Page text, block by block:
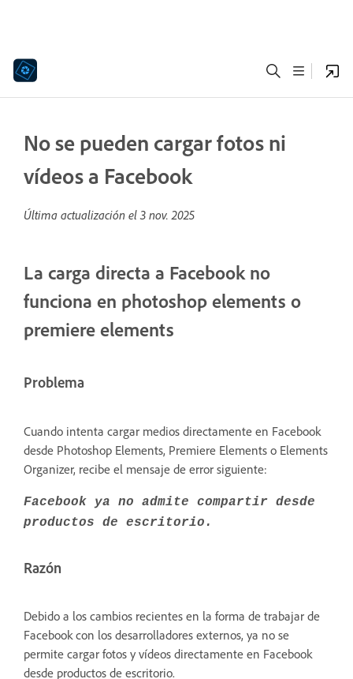
No se pueden cargar fotos ni
vídeos a Facebook
Última actualización el 3 nov. 2025
La carga directa a Facebook no
funciona en photoshop elements o
premiere elements
Problema
Cuando intenta cargar medios directamente en Facebook
desde Photoshop Elements, Premiere Elements o Elements
Organizer, recibe el mensaje de error siguiente:
Facebook ya no admite compartir desde
productos de escritorio.
Razón
Debido a los cambios recientes en la forma de trabajar de
Facebook con los desarrolladores externos, ya no se
permite cargar fotos y vídeos directamente en Facebook
desde productos de escritorio.